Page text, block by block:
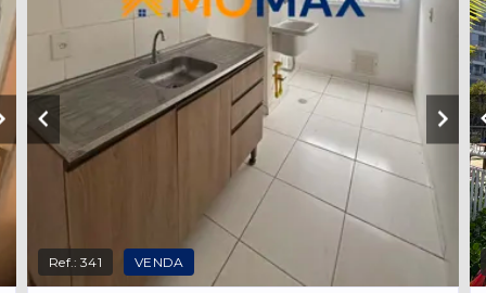
Ref.:341 VENDA